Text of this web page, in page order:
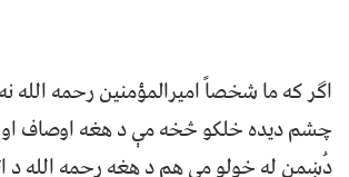
اګر که ما شخصاً امیرالمؤمنین رحمه الله
چشم دیده خلکو څخه مې د هغه اوصاف
دُښمن له خولو مې هم د هغه رحمه الله د